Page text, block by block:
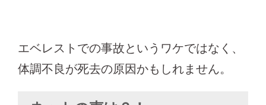
エベレストでの事故というワケではなく、
体調不良が死去の原因かもしれません。